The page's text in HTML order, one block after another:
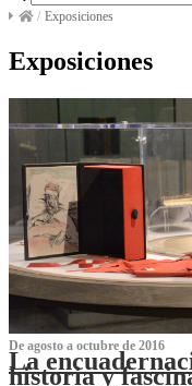
/ Exposiciones
Exposiciones
De agosto a octubre de 2016
La
historia y